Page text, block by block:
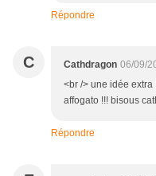
Répondre
C Cathdragon 06/09/
<br /> une idée extra
affogato !!! bisous
Répondre